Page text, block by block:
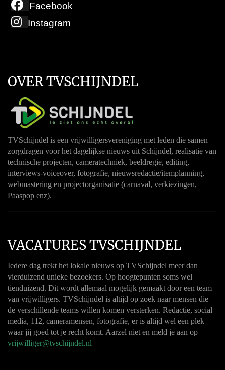
Facebook
Instagram
OVER TVSCHIJNDEL
TVSchijndel is een vrijwilligersvereniging met leden die samen
zorgdragen voor het dagelijkse nieuws uit Schijndel, realisatie van
technische projecten, cameratechniek, beeldregie, editing,
interviews-voiceover, fotografie, nieuwsredactie/itemplanning,
webmastering en projectorganisatie (carnaval, verkiezingen,
Paaspop enz).
VACATURES TVSCHIJNDEL
Iedere dag trekt het lokale nieuws op TVSchijndel meer dan
vierduizend unieke bezoekers. Op hoogtepunten soms wel
tienduizend. Dit wordt allemaal mogelijk gemaakt door een team
van vrijwilligers. TVSchijndel is altijd op zoek naar mensen die
de verschillende teams willen komen versterken. Redactie, social
media, 112, cameramensen, fotografie, er is altijd wel een plek
waar jij goed tot je recht komt. Aarzel niet en meld je aan op
vrijwilliger@tvschijndel.nl